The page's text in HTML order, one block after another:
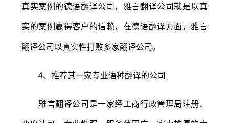
真实案例的德语翻译公司，雅言翻译公司就是以真
实的案例赢得客户的信赖，在德语翻译方面，雅言
翻译公司以真实性打败多家翻译公司。
4、推荐其一家专业语种翻译的公司
雅言翻译公司是一家经工商行政管理局注册、